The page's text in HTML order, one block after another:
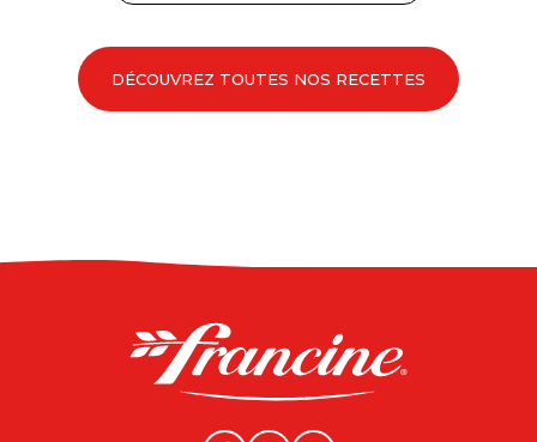
DÉCOUVREZ TOUTES NOS RECETTES